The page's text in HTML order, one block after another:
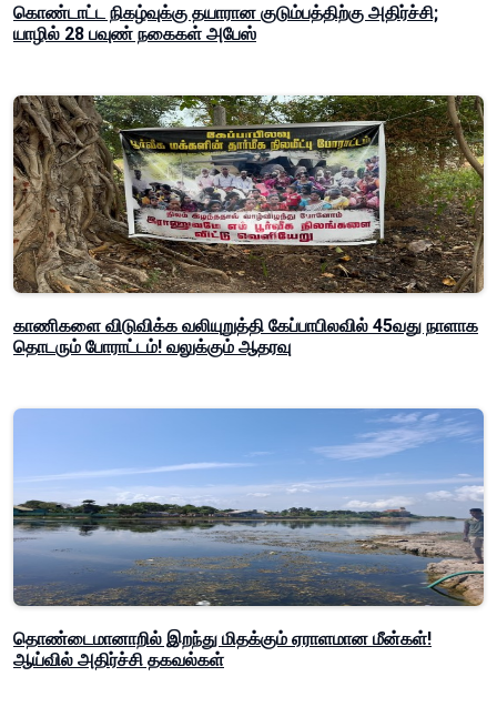
கொண்டாட்ட நிகழ்வுக்கு தயாரான குடும்பத்திற்கு அதிர்ச்சி;
யாழில் 28 பவுண் நகைகள் அபேஸ்
காணிகளை விடுவிக்க வலியுறுத்தி கேப்பாபிலவில் 45வது நாளாக
தொடரும் போராட்டம்! வலுக்கும் ஆதரவு
தொண்டைமானாறில் இறந்து மிதக்கும் ஏராளமான மீன்கள்!
ஆய்வில் அதிர்ச்சி தகவல்கள்